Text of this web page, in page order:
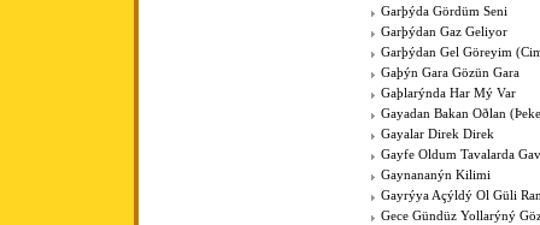
Garþýda Gördüm Seni
Garþýdan Gaz Geliyor
Garþýdan Gel Göreyim
Gaþýn Gara Gözün Gara
Gaþlarýnda Har Mý Var
Gayadan Bakan Oðlan
Gayalar Direk Direk
Gayfe Oldum Tavalarda
Gaynananýn Kilimi
Gayrýya Açýldý Ol Güli
Gece Gündüz Yollarýný